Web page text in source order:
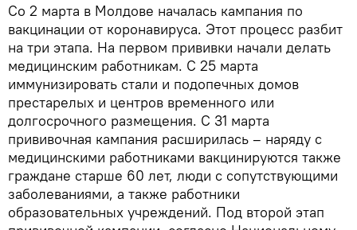
Со 2 марта в Молдове началась кампания по
вакцинации от коронавируса. Этот процесс разбит
на три этапа. На первом прививки начали делать
медицинским работникам. С 25 марта
иммунизировать стали и подопечных домов
престарелых и центров временного или
долгосрочного размещения. С 31 марта
прививочная кампания расширилась – наряду с
медицинскими работниками вакцинируются также
граждане старше 60 лет, люди с сопутствующими
заболеваниями, а также работники
образовательных учреждений. Под второй этап